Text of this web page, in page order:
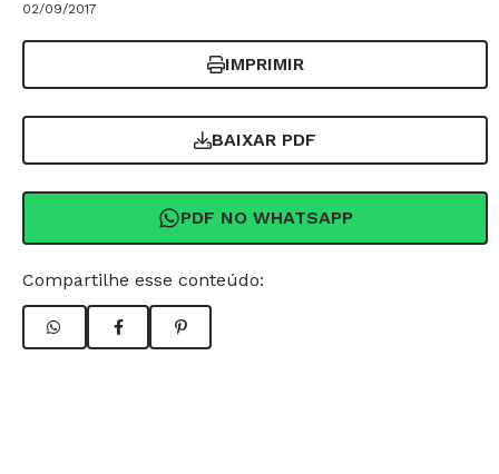
02/09/2017
IMPRIMIR
BAIXAR PDF
PDF NO WHATSAPP
Compartilhe esse conteúdo: